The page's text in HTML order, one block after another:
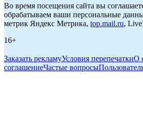
Во время посещения сайта вы
обрабатываем ваши персональные
метрик Яндекс Метрика, top.mail.ru,
16+
Заказать рекламуУсловия перепечаткиО
соглашениеЧастые вопросы